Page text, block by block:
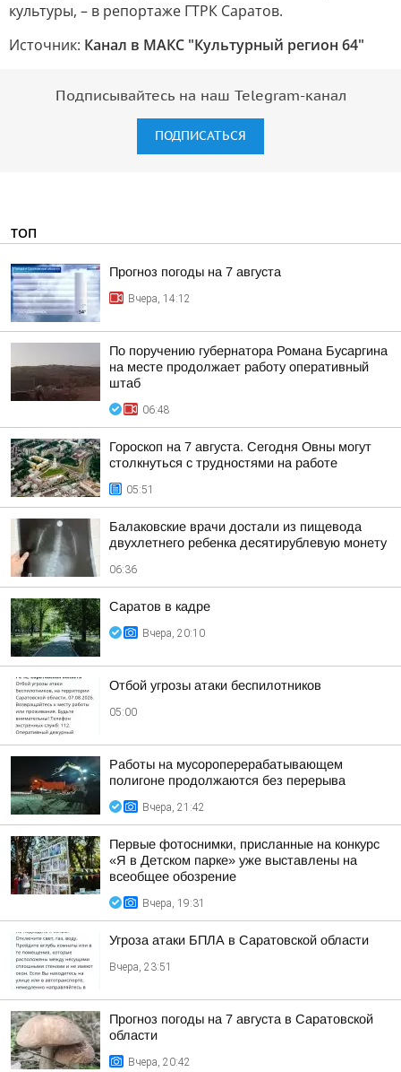
культуры, – в репортаже ГТРК Саратов.
Источник: Канал в МАКС "Культурный регион 64"
Подписывайтесь на наш Telegram-канал
ПОДПИСАТЬСЯ
ТОП
Прогноз погоды на 7 августа
Вчера, 14:12
По поручению губернатора Романа Бусаргина
на месте продолжает работу оперативный
штаб
06:48
Гороскоп на 7 августа. Сегодня Овны могут
столкнуться с трудностями на работе
05:51
Балаковские врачи достали из пищевода
двухлетнего ребенка десятирублевую монету
06:36
Саратов в кадре
Вчера, 20:10
Отбой угрозы атаки беспилотников
05:00
Работы на мусороперерабатывающем
полигоне продолжаются без перерыва
Вчера, 21:42
Первые фотоснимки, присланные на конкурс
«Я в Детском парке» уже выставлены на
всеобщее обозрение
Вчера, 19:31
Угроза атаки БПЛА в Саратовской области
Вчера, 23:51
Прогноз погоды на 7 августа в Саратовской
области
Вчера, 20:42